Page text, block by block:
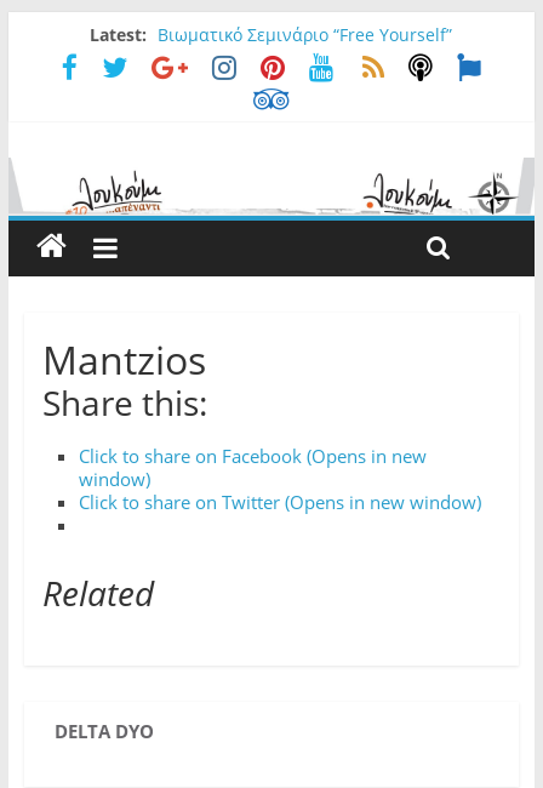
Latest: Βιωματικό Σεμινάριο “Free Yourself”
FORESTER/aT Loukoumi Bar
Ρωτήσαμε την Ελένη ….
Ρωτήσαμε τον Νίκο…
Mantzios
Share this:
Click to share on Facebook (Opens in new
window)
Click to share on Twitter (Opens in new window)
Related
DELTA DYO